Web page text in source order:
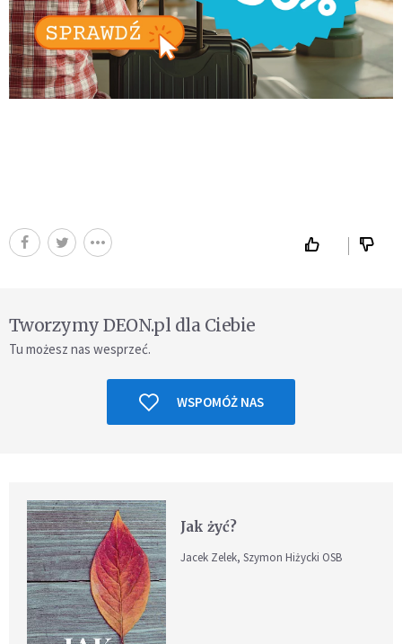
Tworzymy DEON.pl dla Ciebie
Tu możesz nas wesprzeć.
WSPOMÓŻ NAS
Jak żyć?
Jacek Zelek, Szymon Hiżycki OSB